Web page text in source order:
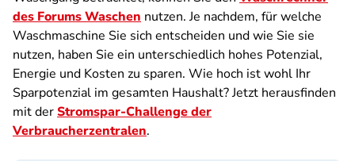
des Forums Waschen nutzen. Je nachdem, für welche
Waschmaschine Sie sich entscheiden und wie Sie sie
nutzen, haben Sie ein unterschiedlich hohes Potenzial,
Energie und Kosten zu sparen. Wie hoch ist wohl Ihr
Sparpotenzial im gesamten Haushalt? Jetzt herausfinden
mit derStromspar-Challenge der
Verbraucherzentralen.